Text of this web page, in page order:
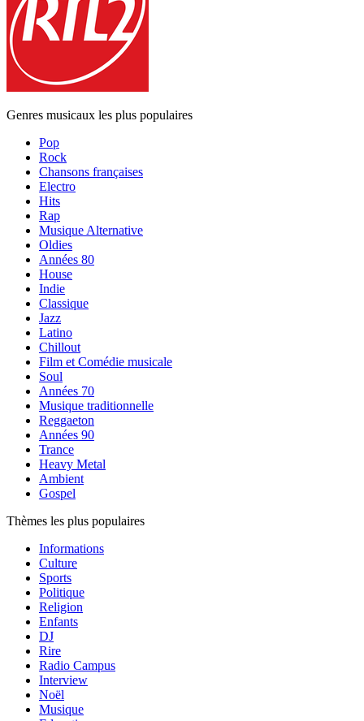
Genres musicaux les plus populaires
Pop
Rock
Chansons françaises
Electro
Hits
Rap
Musique Alternative
Oldies
Années 80
House
Indie
Classique
Jazz
Latino
Chillout
Film et Comédie musicale
Soul
Années 70
Musique traditionnelle
Reggaeton
Années 90
Trance
Heavy Metal
Ambient
Gospel
Thèmes les plus populaires
Informations
Culture
Sports
Politique
Religion
Enfants
DJ
Rire
Radio Campus
Interview
Noël
Musique